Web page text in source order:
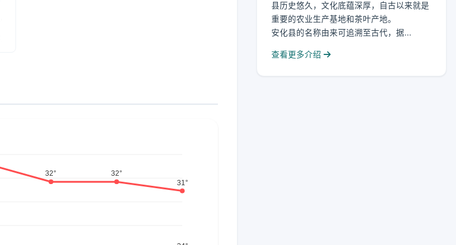
县历史悠久，文化底蕴深厚，自古以来就是
重要的农业生产基地和茶叶产地。
安化县的名称由来可追溯至古代，据...
查看更多介绍